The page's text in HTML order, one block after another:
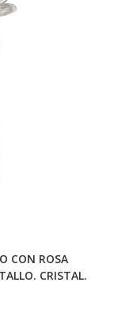
CON ROSA
CRISTAL.